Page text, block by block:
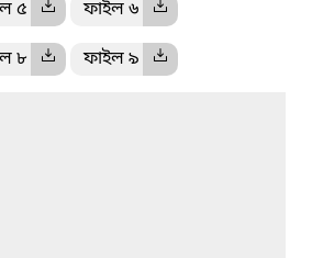
৫ ফাইল ৬
৮ ফাইল ৯